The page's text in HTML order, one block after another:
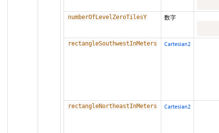
numberOfLevelZeroTilesY 数字
rectangleSouthwestInMeters Cartesian2
rectangleNortheastInMeters Cartesian2